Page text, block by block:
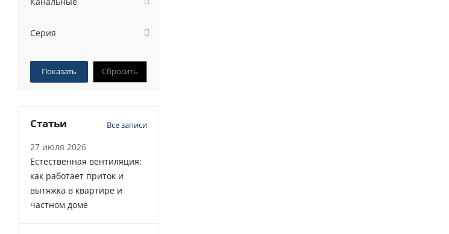
Серия
Сбросить
Статьи Все записи
27 июля 2026
Естественная вентиляция:
как работает приток и
вытяжка в квартире и
частном доме